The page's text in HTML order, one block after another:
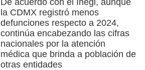
la CDMX registró menos
defunciones respecto a 2024,
continúa encabezando las cifras
nacionales por la atención
médica que brinda a población de
otras entidades